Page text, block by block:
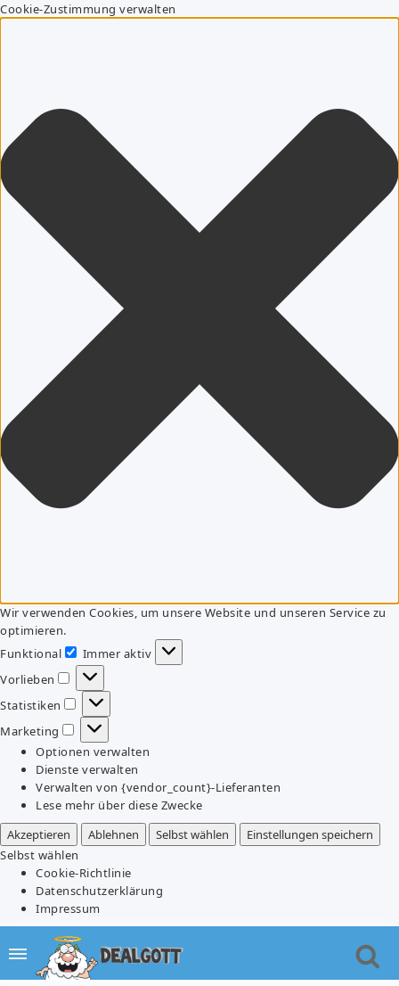
Cookie-Zustimmung verwalten
Wir verwenden Cookies, um unsere Website und unseren Service zu
optimieren.
Funktional
Funktional
Immer aktiv
Vorlieben
Vorlieben
Statistiken
Statistiken
Marketing
Marketing
Optionen verwalten
Dienste verwalten
Verwalten von {vendor_count}-Lieferanten
Lese mehr über diese Zwecke
Akzeptieren
Ablehnen Selbst wählen
Einstellungen speichern
Selbst wählen
Cookie-Richtlinie
Datenschutzerklärung
Impressum